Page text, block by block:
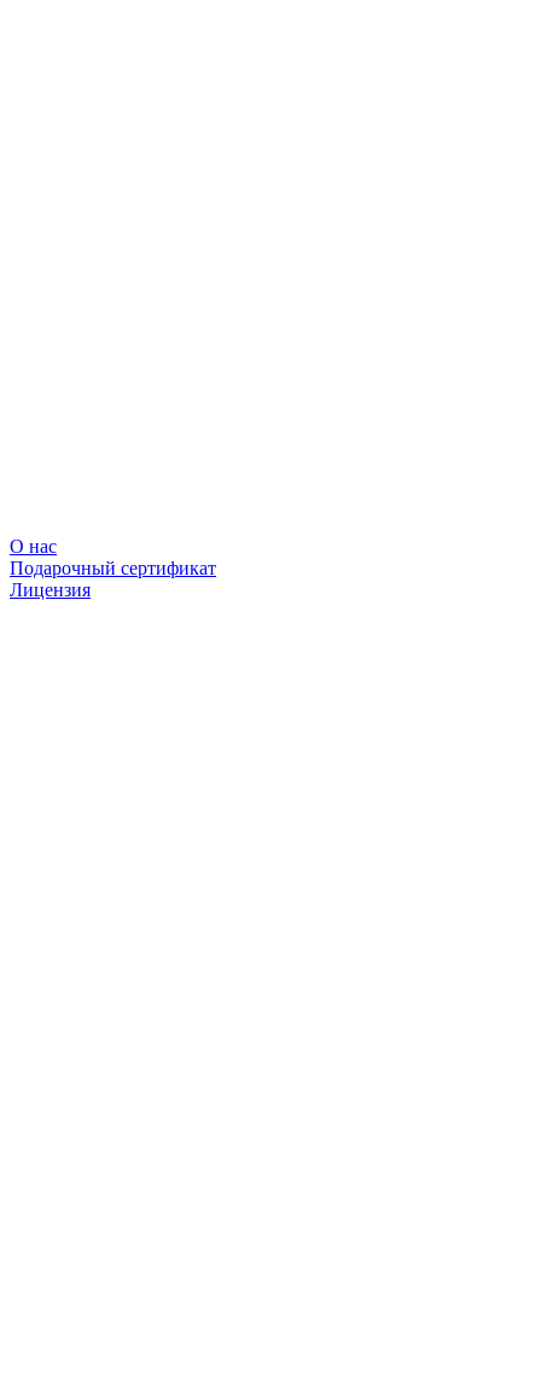
О нас
Подарочный сертификат
Лицензия